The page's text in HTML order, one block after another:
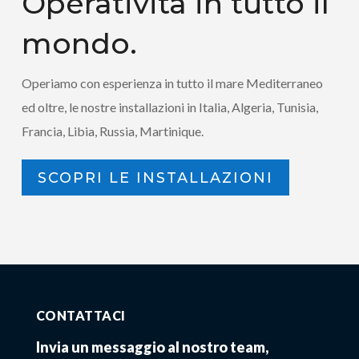
mondo.
Operiamo con esperienza in tutto il mare Mediterraneo
ed oltre, le nostre installazioni in Italia, Algeria, Tunisia,
Francia, Libia, Russia, Martinique.
SCOPRI LE INSTALLAZIONI
CONTATTACI
Invia un messaggio al nostro team,